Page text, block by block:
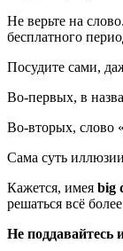
Не верьте на
бесплатного
Посудите сами,
Во-первых, в
Во-вторых, слово
Сама суть
Кажется, имея big
решаться всё
Не поддавайтесь